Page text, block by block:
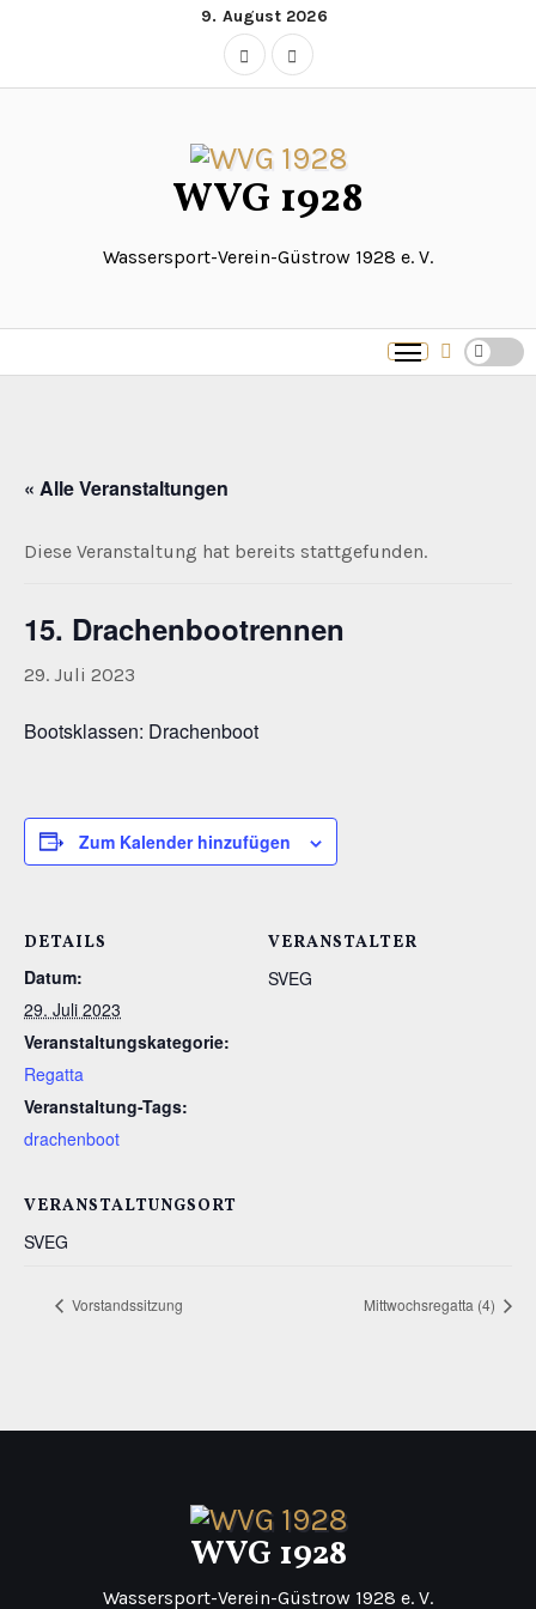
springen
9. August 2026
WVG 1928
Wassersport-Verein-Güstrow 1928 e. V.
« Alle Veranstaltungen
Diese Veranstaltung hat bereits stattgefunden.
15. Drachenbootrennen
29. Juli 2023
Bootsklassen: Drachenboot
Zum Kalender hinzufügen
DETAILS
Datum:
29. Juli 2023
Veranstaltungskategorie:
Regatta
Veranstaltung-Tags:
drachenboot
VERANSTALTER
SVEG
VERANSTALTUNGSORT
SVEG
Vorstandssitzung Mittwochsregatta (4)
WVG 1928
Wassersport-Verein-Güstrow 1928 e. V.